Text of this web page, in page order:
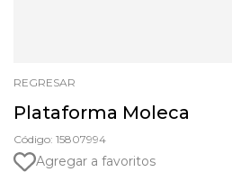
REGRESAR
Plataforma Moleca
Código: 15807994
Agregar a favoritos